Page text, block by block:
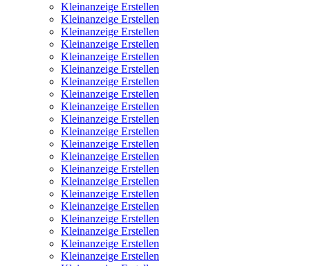
Kleinanzeige Erstellen
Kleinanzeige Erstellen
Kleinanzeige Erstellen
Kleinanzeige Erstellen
Kleinanzeige Erstellen
Kleinanzeige Erstellen
Kleinanzeige Erstellen
Kleinanzeige Erstellen
Kleinanzeige Erstellen
Kleinanzeige Erstellen
Kleinanzeige Erstellen
Kleinanzeige Erstellen
Kleinanzeige Erstellen
Kleinanzeige Erstellen
Kleinanzeige Erstellen
Kleinanzeige Erstellen
Kleinanzeige Erstellen
Kleinanzeige Erstellen
Kleinanzeige Erstellen
Kleinanzeige Erstellen
Kleinanzeige Erstellen